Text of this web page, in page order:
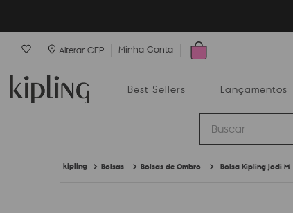
Alterar CEP Minha Conta
Best Sellers Lançamentos
Buscar
Bolsas Bolsas de Ombro Bolsa Kipling Jodi M